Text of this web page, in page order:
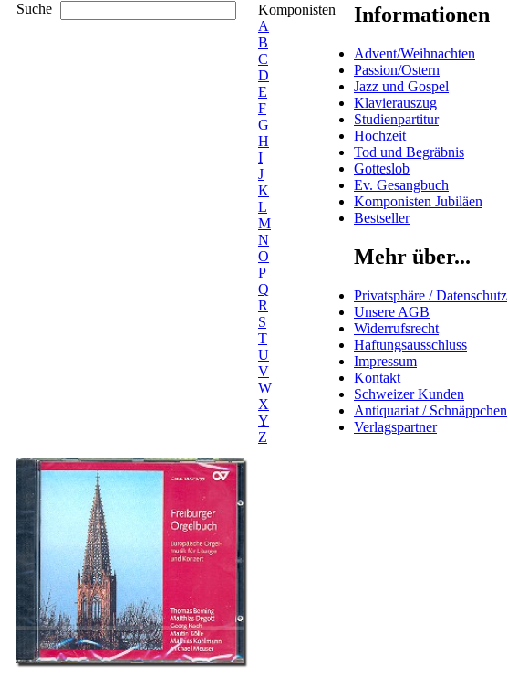
Suche
Komponisten
A
B
C
D
E
F
G
H
I
J
K
L
M
N
O
P
Q
R
S
T
U
V
W
X
Y
Z
Informationen
Advent/Weihnachten
Passion/Ostern
Jazz und Gospel
Klavierauszug
Studienpartitur
Hochzeit
Tod und Begräbnis
Gotteslob
Ev. Gesangbuch
Komponisten Jubiläen
Bestseller
Mehr über...
Privatsphäre / Datenschutz
Unsere AGB
Widerrufsrecht
Haftungsausschluss
Impressum
Kontakt
Schweizer Kunden
Antiquariat / Schnäppchen
Verlagspartner